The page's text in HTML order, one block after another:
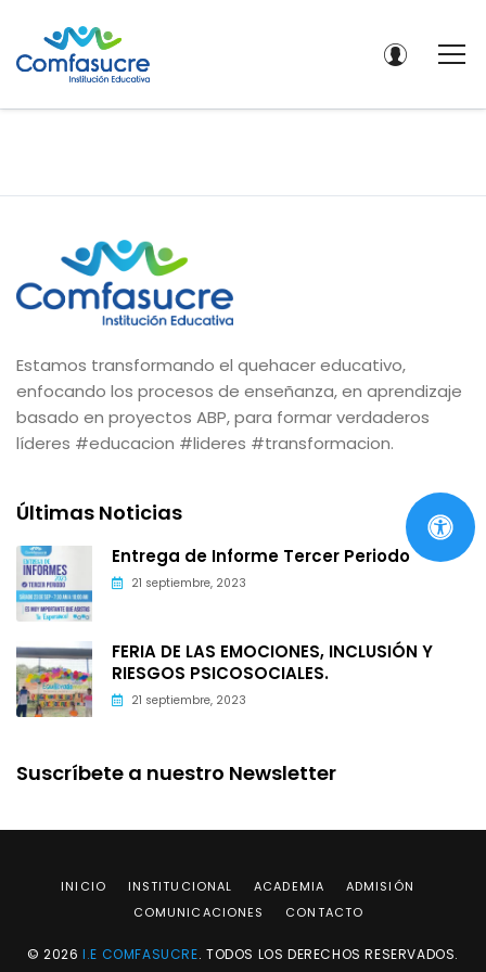
Estamos transformando el quehacer educativo,
enfocando los procesos de enseñanza, en aprendizaje
basado en proyectos ABP, para formar verdaderos
líderes #educacion #lideres #transformacion.
Últimas Noticias
Entrega de Informe Tercer Periodo
21 septiembre, 2023
FERIA DE LAS EMOCIONES, INCLUSIÓN Y
RIESGOS PSICOSOCIALES.
21 septiembre, 2023
Suscríbete a nuestro Newsletter
INICIO INSTITUCIONAL ACADEMIA
ADMISIÓN
COMUNICACIONES
CONTACTO
© 2026I.E COMFASUCRE. TODOS LOS DERECHOS RESERVADOS.